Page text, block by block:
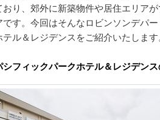
おり、郊外に新築物件や居住エリア
です。今回はそんなロビンソンデパ
テル＆レジデンスをご紹介いたします
シフィックパークホテル＆レジデン